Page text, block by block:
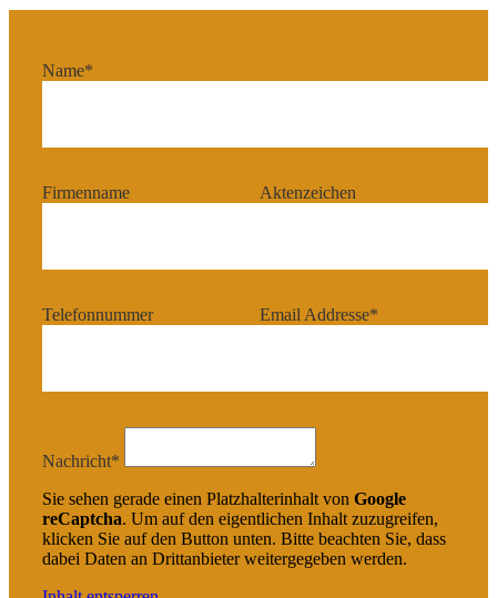
Name*
Firmenname Aktenzeichen
Telefonnummer Email Addresse*
Nachricht*
Sie sehen gerade einen Platzhalterinhalt von Google
reCaptcha. Um auf den eigentlichen Inhalt zuzugreifen,
klicken Sie auf den Button unten. Bitte beachten Sie, dass
dabei Daten an Drittanbieter weitergegeben werden.